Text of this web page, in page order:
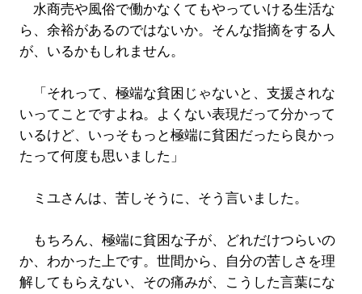
水商売や風俗で働かなくてもやっていける生活な
ら、余裕があるのではないか。そんな指摘をする人
が、いるかもしれません。
「それって、極端な貧困じゃないと、支援されな
いってことですよね。よくない表現だって分かって
いるけど、いっそもっと極端に貧困だったら良かっ
たって何度も思いました」
ミユさんは、苦しそうに、そう言いました。
もちろん、極端に貧困な子が、どれだけつらいの
か、わかった上です。世間から、自分の苦しさを理
解してもらえない、その痛みが、こうした言葉にな